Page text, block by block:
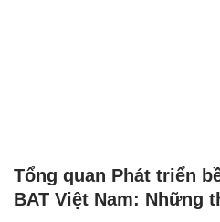
Tổng quan Phát triển
BAT Việt Nam: Những